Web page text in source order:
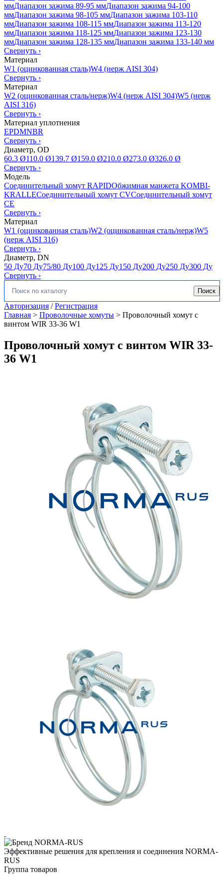
ммДиапазон зажима 89-95 ммДиапазон зажима 94-100
ммДиапазон зажима 98-105 ммДиапазон зажима 103-110
ммДиапазон зажима 108-115 ммДиапазон зажима 113-120
ммДиапазон зажима 118-125 ммДиапазон зажима 123-130
ммДиапазон зажима 128-135 ммДиапазон зажима 133-140 мм
Свернуть ›
Материал
W1 (оцинкованная сталь)W4 (нерж AISI 304)
Свернуть ›
Материал
W2 (оцинкованная сталь/нерж)W4 (нерж AISI 304)W5 (нерж
AISI 316)
Свернуть ›
Материал уплотнения
EPDMNBR
Свернуть ›
Диаметр, OD
60.3 Ø110.0 Ø139.7 Ø159.0 Ø210.0 Ø273.0 Ø326.0 Ø
Свернуть ›
Модель
Соединительный хомут RAPIDОбжимная манжета KOMBI-
KRALLEСоединительный хомут CVСоединительный хомут
CE
Свернуть ›
Материал
W1 (оцинкованная сталь)W2 (оцинкованная сталь/нерж)W5
(нерж AISI 316)
Свернуть ›
Диаметр, DN
50 Ду70 Ду75/80 Ду100 Ду125 Ду150 Ду200 Ду250 Ду300 Ду
Свернуть ›
Искать: Поиск
Авторизация /Регистрация
Главная > Проволочные хомуты > Проволочный хомут с
винтом WIR 33-36 W1
Проволочный хомут с винтом WIR 33-
36 W1
Эффективные решения для крепления и соединения NORMA-
RUS
Группа товаров